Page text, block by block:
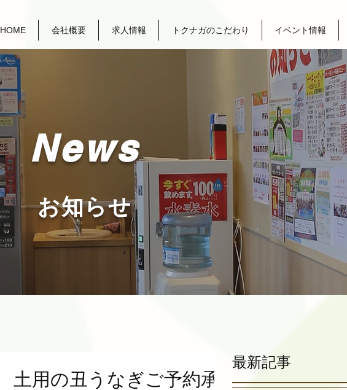
HOME 会社概要 求人情報 トクナガのこだわり イベント情報
News
お知らせ
土用の丑うなぎご予約承
最新記事